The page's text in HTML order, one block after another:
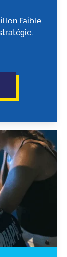
Faible